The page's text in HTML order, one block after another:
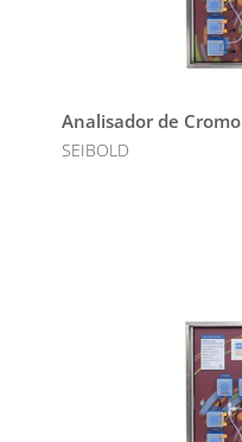
Analisador de Cromo
SEIBOLD